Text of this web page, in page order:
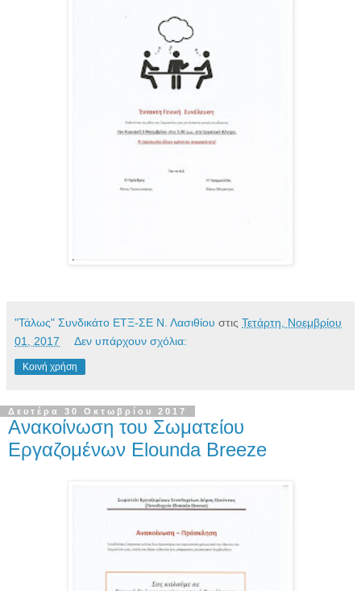
"Τάλως" Συνδικάτο ΕΤΞ-ΣΕ Ν. Λασιθίου στις Τετάρτη, Νοεμβρίου
01, 2017
Δεν υπάρχουν σχόλια:
Κοινή χρήση
Δευτέρα 30 Οκτωβρίου 2017
Ανακοίνωση του Σωματείου
Εργαζομένων Elounda Breeze